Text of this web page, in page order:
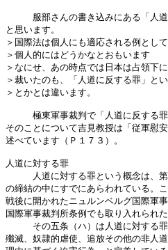
服部さんの書き込みにある「人道
と思います。
＞国際法は個人にも適応される例とし
＞個人的にはどうかなとおもいます
＞なにせ、あの時点では日本は占領下
＞裁いたのも、「人道に反する罪」と
＞とかとは違います。
極東軍事裁判で「人道に反する罪
そのことについて吉見教授は「従軍慰
述べています（Ｐ１７３）。
人道に対する罪
人道に対する罪という概念は、第
の締結の中にすでにあらわれている。
戦後に開かれたニュルンベルグ国際軍
国際軍事裁判所条例でも取り入れられた
その五条（ハ）は人道に対する罪
殲滅、奴隷的虐使、追放その他の非人